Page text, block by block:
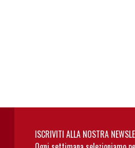
ISCRIVITI ALLA NOSTRA